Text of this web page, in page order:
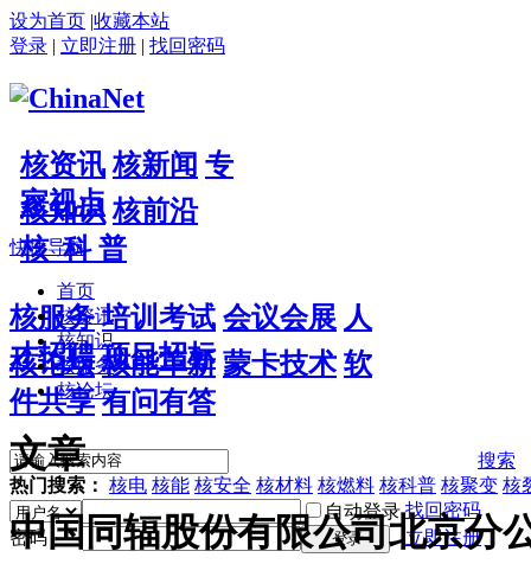
设为首页 |收藏本站
登录 | 立即注册 | 找回密码
核资讯 核新闻 专
家视点
核知识 核前沿
核 科 普
核服务 培训考试 会议会展 人
才招聘 项目招标
核论坛 核能革新 蒙卡技术 软
件共享 有问有答
搜索
热门搜索： 核电 核能 核安全 核材料 核燃料 核科普 核聚变 核
自动登录 找回密码
密码
登录 立即注册
快捷导航
首页
核资讯
核知识
核服务
核论坛
文章
中国同辐股份有限公司北京分